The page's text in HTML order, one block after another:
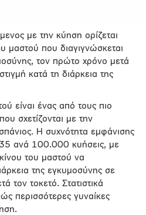
με την κύηση ορίζεται
μαστού που διαγιγνώσκεται
τον πρώτο χρόνο μετά
κατά τη διάρκεια της
είναι ένας από τους πιο
σχετίζονται με την
Η συχνότητα εμφάνισης
ανά 100.000 κυήσεις, με
του μαστού να
της εγκυμοσύνης σε
τον τοκετό. Στατιστικά
περισσότερες γυναίκες